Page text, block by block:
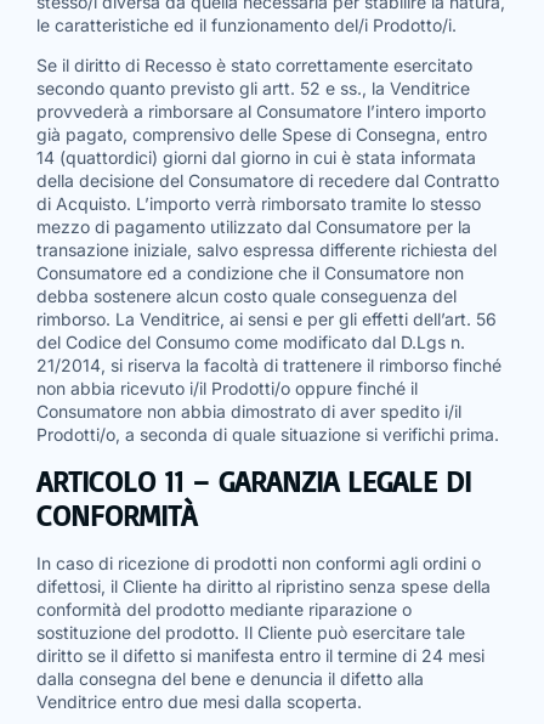
le caratteristiche ed il funzionamento del/i Prodotto/i.
Se il diritto di Recesso è stato correttamente esercitato
secondo quanto previsto gli artt. 52 e ss., la Venditrice
provvederà a rimborsare al Consumatore l’intero importo
già pagato, comprensivo delle Spese di Consegna, entro
14 (quattordici) giorni dal giorno in cui è stata informata
della decisione del Consumatore di recedere dal Contratto
di Acquisto. L’importo verrà rimborsato tramite lo stesso
mezzo di pagamento utilizzato dal Consumatore per la
transazione iniziale, salvo espressa differente richiesta del
Consumatore ed a condizione che il Consumatore non
debba sostenere alcun costo quale conseguenza del
rimborso. La Venditrice, ai sensi e per gli effetti dell’art. 56
del Codice del Consumo come modificato dal D.Lgs n.
21/2014, si riserva la facoltà di trattenere il rimborso finché
non abbia ricevuto i/il Prodotti/o oppure finché il
Consumatore non abbia dimostrato di aver spedito i/il
Prodotti/o, a seconda di quale situazione si verifichi prima.
ARTICOLO 11 – GARANZIA LEGALE DI
CONFORMITÀ
In caso di ricezione di prodotti non conformi agli ordini o
difettosi, il Cliente ha diritto al ripristino senza spese della
conformità del prodotto mediante riparazione o
sostituzione del prodotto. Il Cliente può esercitare tale
diritto se il difetto si manifesta entro il termine di 24 mesi
dalla consegna del bene e denuncia il difetto alla
Venditrice entro due mesi dalla scoperta.